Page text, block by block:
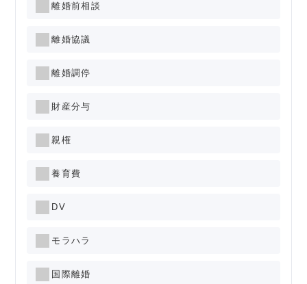
離婚前相談
離婚協議
離婚調停
財産分与
親権
養育費
DV
モラハラ
国際離婚